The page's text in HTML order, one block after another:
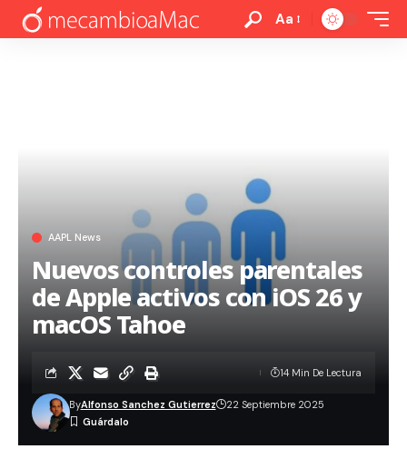
Aa
AAPL News
Nuevos controles parentales
de Apple activos con iOS 26 y
macOS Tahoe
ByAlfonso Sanchez Gutierrez 22 Septiembre 2025
14 Min De Lectura